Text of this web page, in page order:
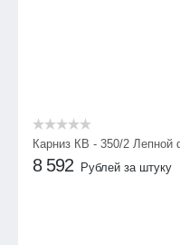
Карниз КВ - 350/2 Лепной
8 592 Рублей за штуку